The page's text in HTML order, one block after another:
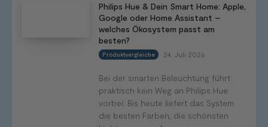
Philips Hue & Dein Smart Home: Apple,
Google oder Home Assistant –
welches Ökosystem passt am
besten?
Produktvergleiche 24. Juli 2026
Bei der smarten Beleuchtung führt
praktisch kein Weg an Philips Hue
vorbei: Bis heute liefert das System
die besten Farben, die schönsten